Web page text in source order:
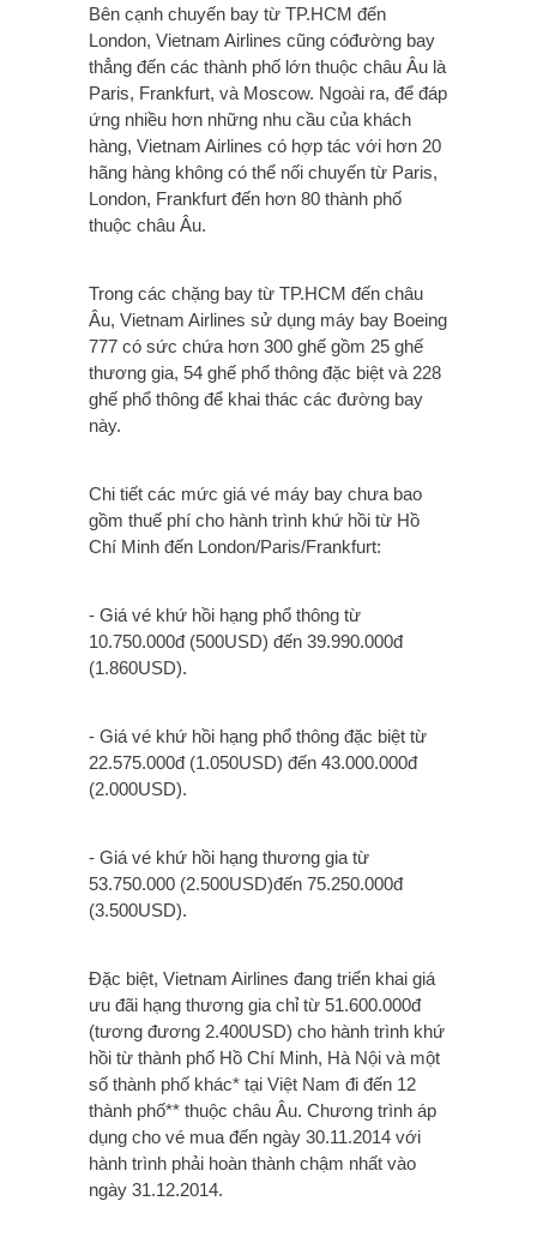
Bên cạnh chuyến bay từ TP.HCM đến
London, Vietnam Airlines cũng cóđường bay
thẳng đến các thành phố lớn thuộc châu Âu là
Paris, Frankfurt, và Moscow. Ngoài ra, để đáp
ứng nhiều hơn những nhu cầu của khách
hàng, Vietnam Airlines có hợp tác với hơn 20
hãng hàng không có thể nối chuyến từ Paris,
London, Frankfurt đến hơn 80 thành phố
thuộc châu Âu.
Trong các chặng bay từ TP.HCM đến châu
Âu, Vietnam Airlines sử dụng máy bay Boeing
777 có sức chứa hơn 300 ghế gồm 25 ghế
thương gia, 54 ghế phổ thông đặc biệt và 228
ghế phổ thông để khai thác các đường bay
này.
Chi tiết các mức giá vé máy bay chưa bao
gồm thuế phí cho hành trình khứ hồi từ Hồ
Chí Minh đến London/Paris/Frankfurt:
- Giá vé khứ hồi hạng phổ thông từ
10.750.000đ (500USD) đến 39.990.000đ
(1.860USD).
- Giá vé khứ hồi hạng phổ thông đặc biệt từ
22.575.000đ (1.050USD) đến 43.000.000đ
(2.000USD).
- Giá vé khứ hồi hạng thương gia từ
53.750.000 (2.500USD)đến 75.250.000đ
(3.500USD).
Đặc biệt, Vietnam Airlines đang triển khai giá
ưu đãi hạng thương gia chỉ từ 51.600.000đ
(tương đương 2.400USD) cho hành trình khứ
hồi từ thành phố Hồ Chí Minh, Hà Nội và một
số thành phố khác* tại Việt Nam đi đến 12
thành phố** thuộc châu Âu. Chương trình áp
dụng cho vé mua đến ngày 30.11.2014 với
hành trình phải hoàn thành chậm nhất vào
ngày 31.12.2014.